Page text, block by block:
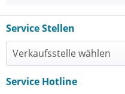
Service Stellen
Service Hotline